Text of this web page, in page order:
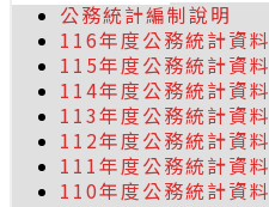
公務統計編制說明
116年度公務統計資料
115年度公務統計資料
114年度公務統計資料
113年度公務統計資料
112年度公務統計資料
111年度公務統計資料
110年度公務統計資料